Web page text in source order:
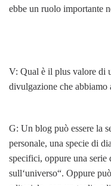
ebbe un ruolo importante
V: Qual è il plus valore di
divulgazione che abbiamo
G: Un blog può essere la
personale, una specie di
specifici, oppure una serie
sull‘universo“. Oppure